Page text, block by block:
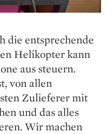
die entsprechende
Helikopter kann
aus steuern.
von allen
Zulieferer mit
und das alles
Wir machen